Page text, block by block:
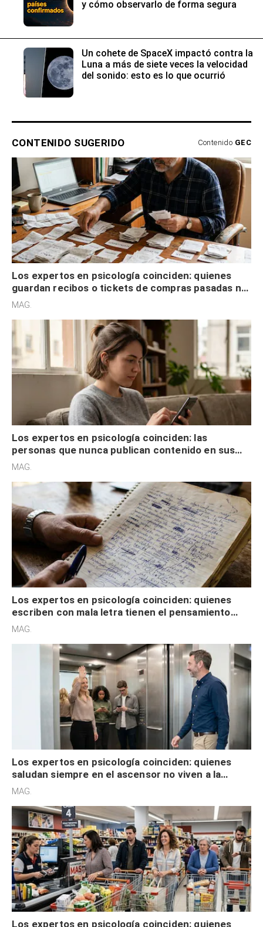
y cómo observarlo de forma segura
Un cohete de SpaceX impactó contra la
Luna a más de siete veces la velocidad
del sonido: esto es lo que ocurrió
CONTENIDO SUGERIDO Contenido GEC
Los expertos en psicología coinciden: quienes
guardan recibos o tickets de compras pasadas no
son acumuladores, sino que tienen necesidad de
MAG.
Los expertos en psicología coinciden: las
personas que nunca publican contenido en sus
redes sociales no pretenden buscar validación
MAG.
Los expertos en psicología coinciden: quienes
escriben con mala letra tienen el pensamiento
acelerado y no lo hacen por desinterés
MAG.
Los expertos en psicología coinciden: quienes
saludan siempre en el ascensor no viven a la
defensiva y tienen apertura social
MAG.
Los expertos en psicología coinciden: quienes